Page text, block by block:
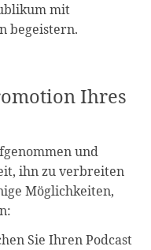
mit
begeistern.
Ihres
und
ihn zu verbreiten
Möglichkeiten,
Sie Ihren Podcast